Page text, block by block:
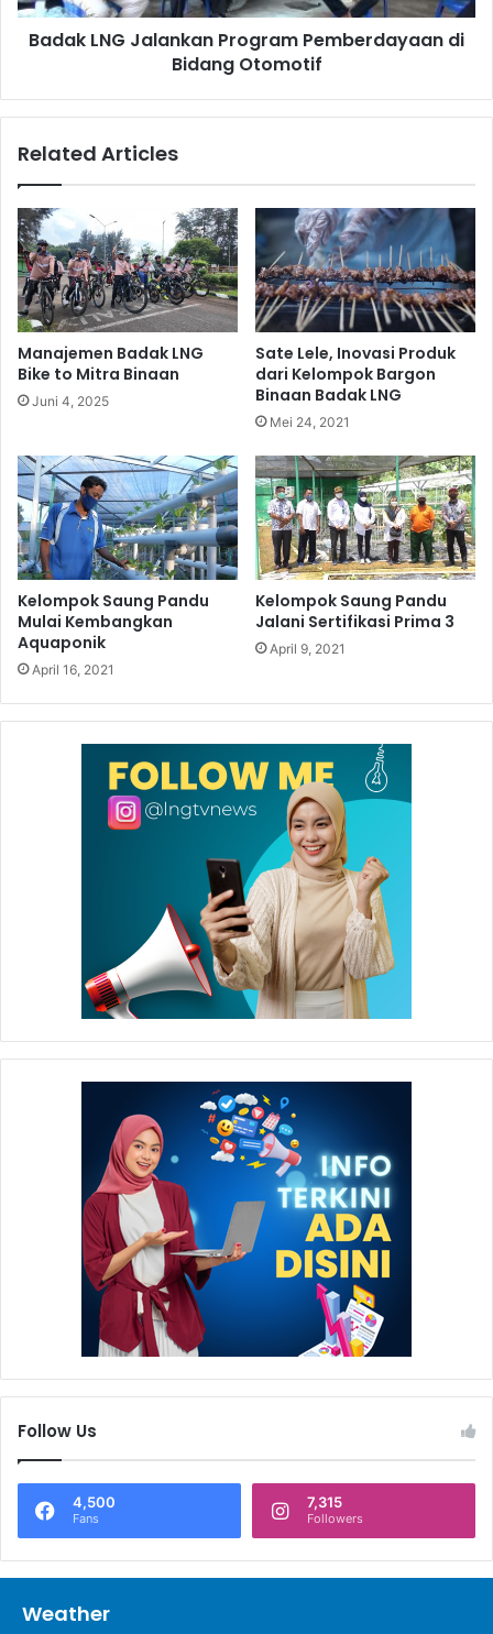
Badak LNG Jalankan Program Pemberdayaan di
Bidang Otomotif
Related Articles
Manajemen Badak LNG
Bike to Mitra Binaan
Juni 4, 2025
Sate Lele, Inovasi Produk
dari Kelompok Bargon
Binaan Badak LNG
Mei 24, 2021
Kelompok Saung Pandu
Mulai Kembangkan
Aquaponik
April 16, 2021
Kelompok Saung Pandu
Jalani Sertifikasi Prima 3
April 9, 2021
Follow Us
4,500
Fans
7,315
Followers
Weather